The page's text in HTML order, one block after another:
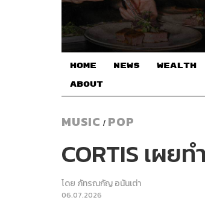
HOME NEWS WEALTH
ABOUT
MUSIC / POP
CORTIS เผย
โดย ภัทรณกัญ อนันเต่า
06.07.2026